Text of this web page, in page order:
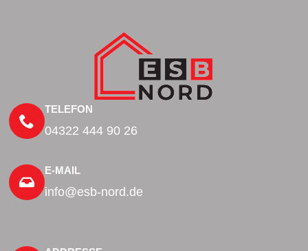
TELEFON
04322 444 90 26
E-MAIL
info@esb-nord.de